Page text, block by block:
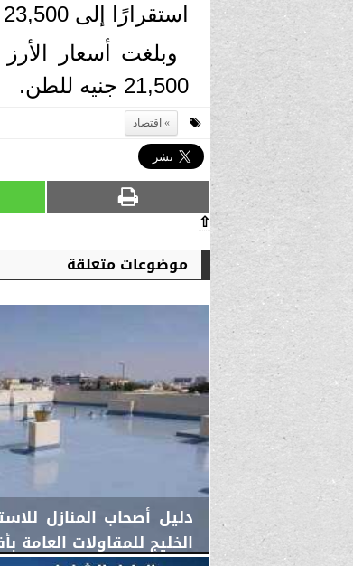
استقرارًا إلى 23,500 جنيه للطن.
21,500 جنيه للطن.
اقتصاد
⇧
موضوعات متعلقة
دليل أصحاب المنازل
الخليج للمقاولات العامة